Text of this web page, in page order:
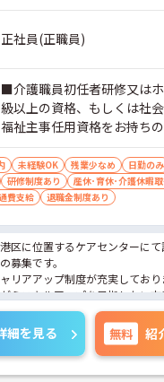
正社員(正職員)
■介護職員初任者研修又は
級以上の資格、もしくは社
福祉主事任用資格をお持ち
車運転免許必須（AT可） ※
談可能未経験OK 残業少なめ 日勤のみ
研修制度あり
産休･育休･介護休暇
費支給 退職金制度あり
区に位置するケアセンターに
募集です。
リアアップ制度が充実しており
らスキルアップを目指したい方
これから訪問入浴にチャレンジ
す！
には、面接対策ポイントなど、
いたしますので、お気軽にご相
細を見る 無料 紹